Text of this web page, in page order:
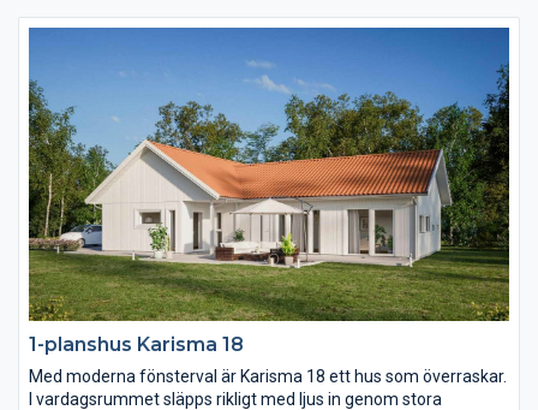
det hela fyra sovrum samt ett allrum.
1-planshus Karisma 18
Med moderna fönsterval är Karisma 18 ett hus som överraskar.
I vardagsrummet släpps rikligt med ljus in genom stora